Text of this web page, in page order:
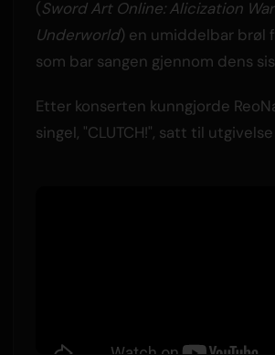
(Sword Art Online: Alicization
Underworld) en umiddelbar brøl
som bar sangen gjennom dens
Etter konserten kunngjorde
singel, "CLUTCH!", satt til